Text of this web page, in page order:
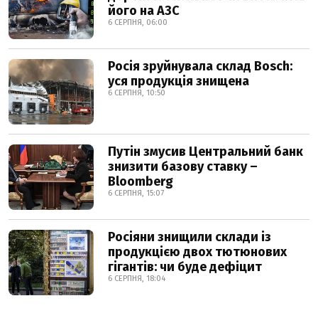
його на АЗС
6 СЕРПНЯ, 06:00
Росія зруйнувала склад Bosch:
уся продукція знищена
6 СЕРПНЯ, 10:50
Путін змусив Центральний банк
знизити базову ставку –
Bloomberg
6 СЕРПНЯ, 15:07
Росіяни знищили склади із
продукцією двох тютюнових
гігантів: чи буде дефіцит
6 СЕРПНЯ, 18:04